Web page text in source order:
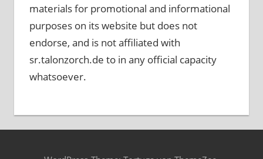
materials for promotional and informational
purposes on its website but does not
endorse, and is not affiliated with
sr.talonzorch.de to in any official capacity
whatsoever.